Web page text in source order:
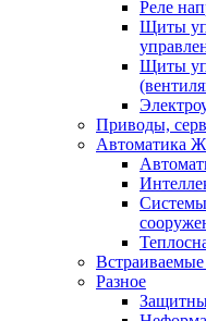
Реле
Щиты
Щиты
Приводы,
Автоматика
Системы
Разное